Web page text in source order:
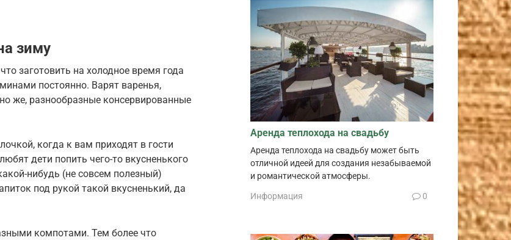
зиму
заготовить на холодное время года
постоянно. Варят варенья,
же, разнообразные консервированные
когда к вам приходят в гости
дети попить чего-то вкусненького
нибудь (не совсем полезный)
под рукой такой вкусненький, да
компотами. Тем более что
Аренда теплохода на свадьбу
Аренда теплохода на свадьбу может быть
отличной идеей для создания незабываемой
и романтической атмосферы.
Информация 0